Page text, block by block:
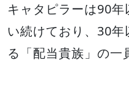
キャタピラーは90
い続けており、30
る「配当貴族」の一